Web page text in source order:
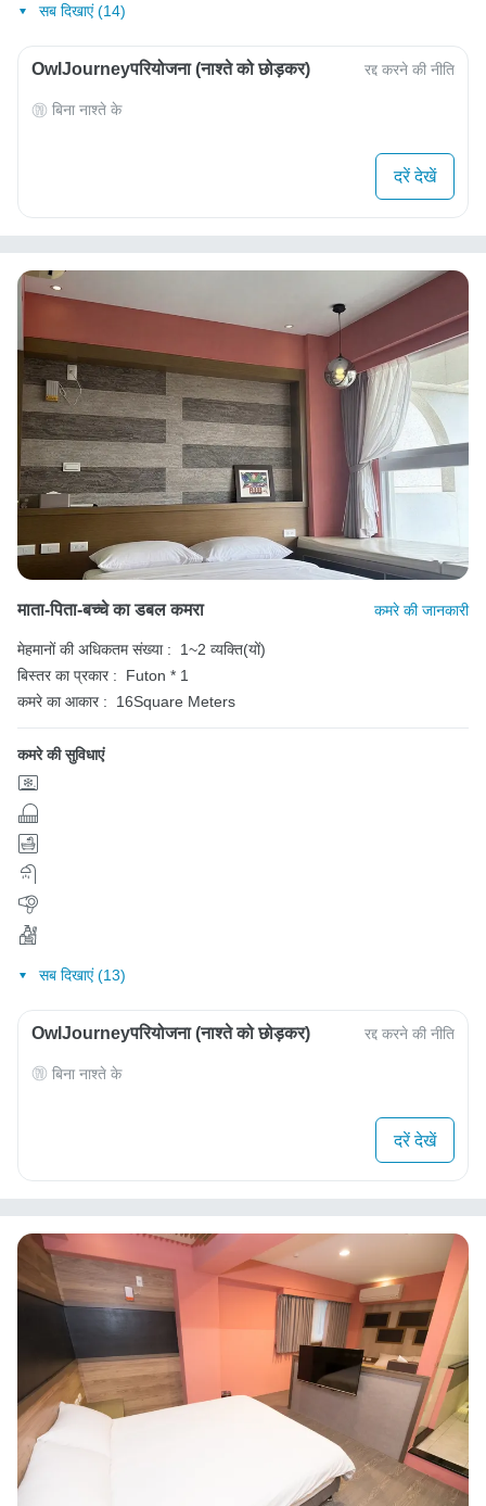
सब दिखाएं (14)
OwlJourneyपरियोजना (नाश्ते को छोड़कर) रद्द करने की नीति
बिना नाश्ते के
दरें देखें
माता-पिता-बच्चे का डबल कमरा कमरे की जानकारी
मेहमानों की अधिकतम संख्या :
1~2 व्यक्ति(यों)
बिस्तर का प्रकार :
Futon * 1
कमरे का आकार :
16Square Meters
कमरे की सुविधाएं
सब दिखाएं (13)
OwlJourneyपरियोजना (नाश्ते को छोड़कर) रद्द करने की नीति
बिना नाश्ते के
दरें देखें